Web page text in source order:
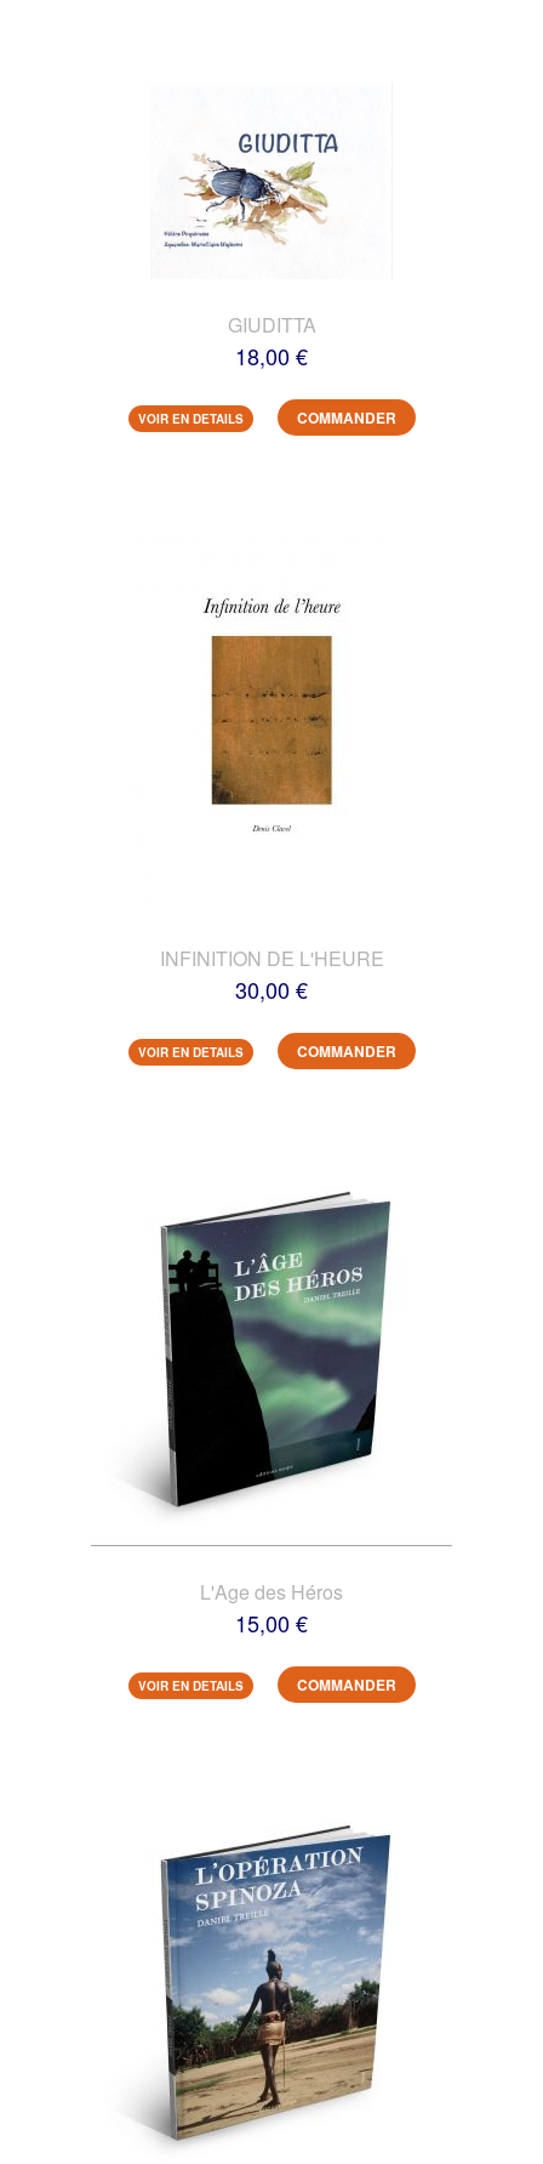
GIUDITTA
18,00 €
VOIR EN DETAILS COMMANDER
INFINITION DE L'HEURE
30,00 €
VOIR EN DETAILS COMMANDER
L'Age des Héros
15,00 €
VOIR EN DETAILS COMMANDER